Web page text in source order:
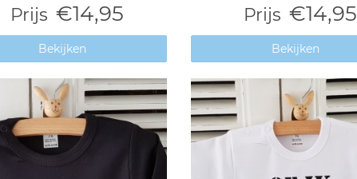
Prijs €14,95
Bekijken
Prijs €14,95
Bekijken